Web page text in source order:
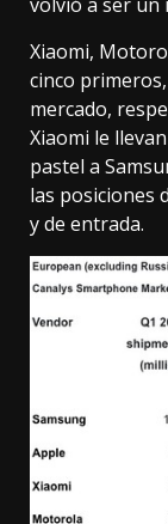
Xiaomi,
cinco
mercado,
Xiaomi le
pastel a
las posiciones
y de entrada.